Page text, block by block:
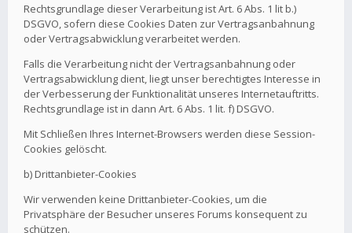
Rechtsgrundlage dieser Verarbeitung ist Art. 6 Abs. 1 lit b.)
DSGVO, sofern diese Cookies Daten zur Vertragsanbahnung
oder Vertragsabwicklung verarbeitet werden.
Falls die Verarbeitung nicht der Vertragsanbahnung oder
Vertragsabwicklung dient, liegt unser berechtigtes Interesse in
der Verbesserung der Funktionalität unseres Internetauftritts.
Rechtsgrundlage ist in dann Art. 6 Abs. 1 lit. f) DSGVO.
Mit Schließen Ihres Internet-Browsers werden diese Session-
Cookies gelöscht.
b) Drittanbieter-Cookies
Wir verwenden keine Drittanbieter-Cookies, um die
Privatsphäre der Besucher unseres Forums konsequent zu
schützen.